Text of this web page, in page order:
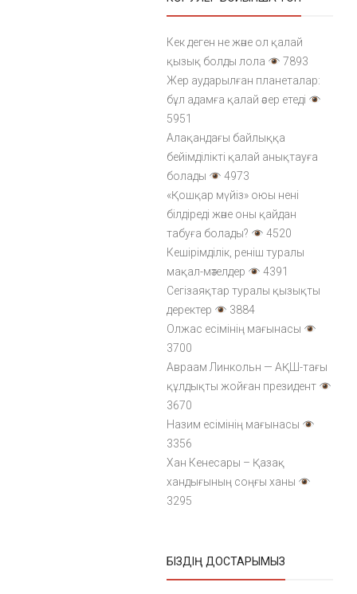
Кек деген не және ол қалай
қызық болды лола
7893
Жер аударылған планеталар:
бұл адамға қалай әсер етеді
5951
Алақандағы байлыққа
бейімділікті қалай анықтауға
болады
4973
«Қошқар мүйіз» оюы нені
білдіреді және оны қайдан
табуға болады?
4520
Кешірімділік, реніш туралы
мақал-мәтелдер
4391
Сегізаяқтар туралы қызықты
деректер
3884
Олжас есімінің мағынасы
3700
Авраам Линкольн — АҚШ-тағы
құлдықты жойған президент
3670
Назим есімінің мағынасы
3356
Хан Кенесары – Қазақ
хандығының соңғы ханы
3295
БІЗДІҢ ДОСТАРЫМЫЗ